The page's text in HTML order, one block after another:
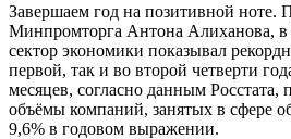
Завершаем год на позитивной ноте.
Минпромторга Антона Алиханова, в
сектор экономики показывал
первой, так и во второй четверти
месяцев, согласно данным Росстата,
объёмы компаний, занятых в сфере
9,6% в годовом выражении.